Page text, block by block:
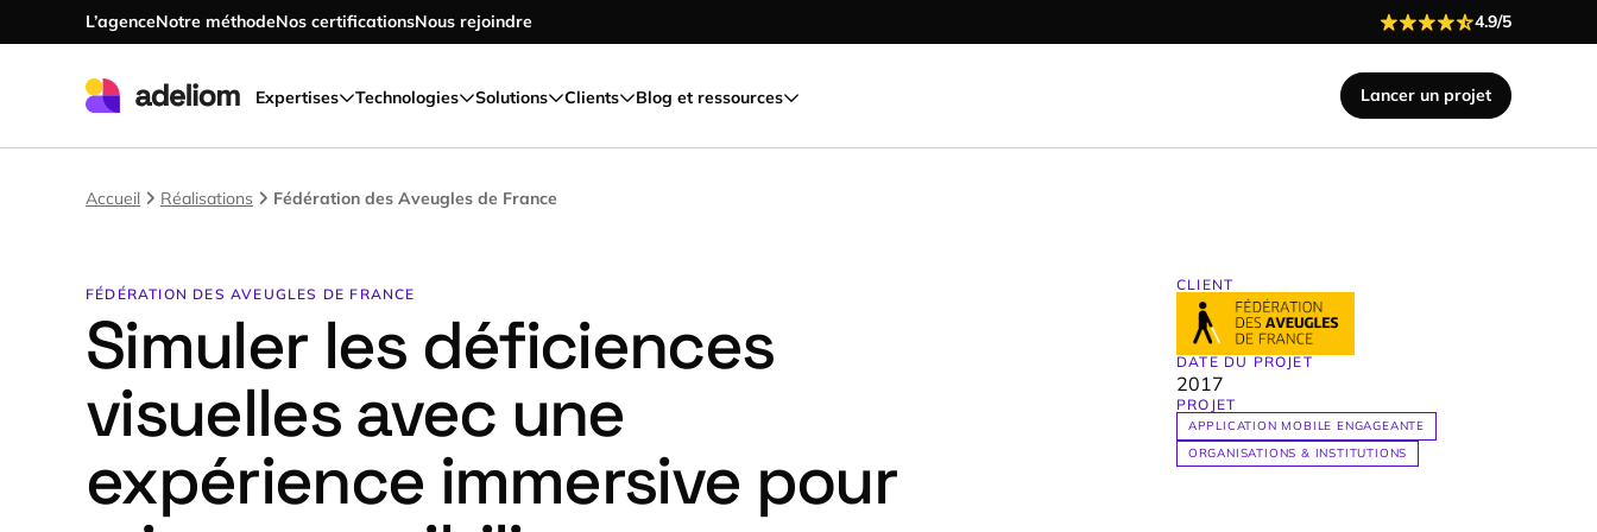
Accéder au contenu principal
L’agenceNotre méthodeNos certificationsNous rejoindre 4.9/5
Expertises Technologies Solutions Clients Blog et ressources Lancer un projet
Accueil Réalisations Fédération des Aveugles de France
FÉDÉRATION DES AVEUGLES DE FRANCE
Simuler les déficiences
visuelles avec une
expérience immersive pour
CLIENT
DATE DU PROJET
2017
PROJET
APPLICATION MOBILE ENGAGEANTE
ORGANISATIONS & INSTITUTIONS